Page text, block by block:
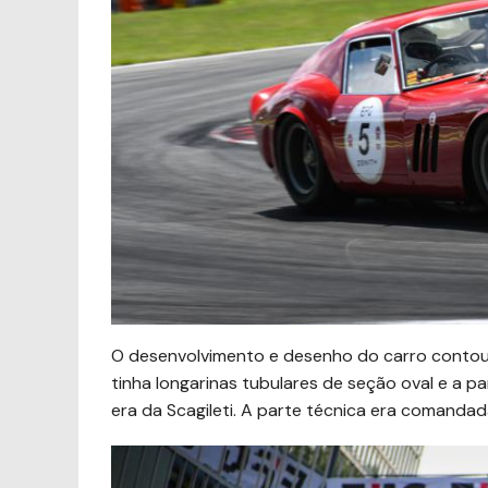
O desenvolvimento e desenho do carro
tinha longarinas tubulares de seção oval e a
era da Scagileti. A parte técnica era